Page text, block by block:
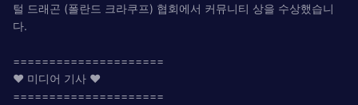
털 드래곤 (폴란드 크라쿠프) 협회에서 커뮤니티 상을 수상했습니
다.
=====================
❤ 미디어 기사 ❤
=====================